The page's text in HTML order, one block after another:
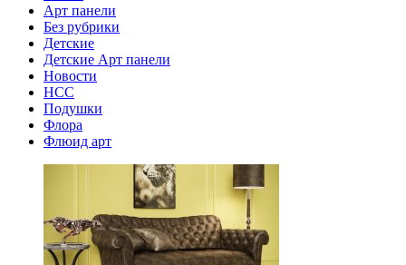
Арт панели
Без рубрики
Детские
Детские Арт панели
Новости
НСС
Подушки
Флора
Флюид арт